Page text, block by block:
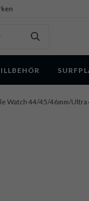
Watch 44/45/46mm/Ultra